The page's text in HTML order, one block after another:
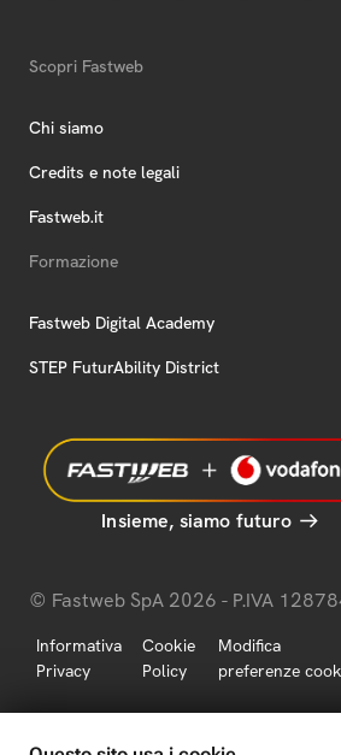
Scopri Fastweb
Chi siamo
Credits e note legali
Fastweb.it
Formazione
Fastweb Digital Academy
STEP FuturAbility District
Insieme, siamo futuro
© Fastweb SpA 2026 - P.IVA
Informativa
Privacy
Cookie
Policy
Modifica
preferenze